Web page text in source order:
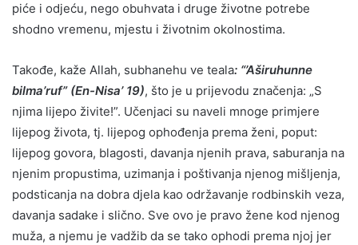
piće i odjeću, nego obuhvata i druge životne potrebe
shodno vremenu, mjestu i životnim okolnostima.
Takođe, kaže Allah, subhanehu ve teala: “’Aširuhunne
bilma’ruf” (En-Nisa’ 19), što je u prijevodu značenja: „S
njima lijepo živite!”. Učenjaci su naveli mnoge primjere
lijepog života, tj. lijepog ophođenja prema ženi, poput:
lijepog govora, blagosti, davanja njenih prava, saburanja na
njenim propustima, uzimanja i poštivanja njenog mišljenja,
podsticanja na dobra djela kao održavanje rodbinskih veza,
davanja sadake i slično. Sve ovo je pravo žene kod njenog
muža, a njemu je vadžib da se tako ophodi prema njoj jer